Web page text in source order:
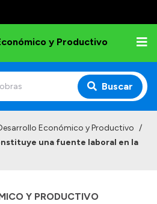
y Productivo
Buscar
Económico y Productivo /
una fuente laboral en la
Y PRODUCTIVO